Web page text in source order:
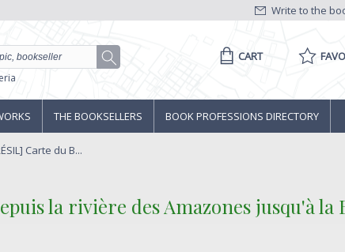
Write to the
CART
THE BOOKSELLERS BOOK PROFESSIONS DIRECTORY
Carte du B...
la rivière des Amazones jusqu'à la